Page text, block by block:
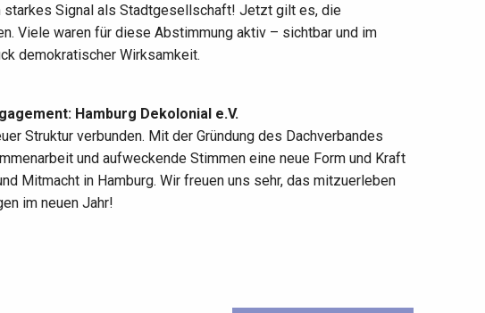
Signal als Stadtgesellschaft! Jetzt gilt es, die
Viele waren für diese Abstimmung aktiv – sichtbar und im
demokratischer Wirksamkeit.
Hamburg Dekolonial e.V.
Struktur verbunden. Mit der Gründung des Dachverbandes
und aufweckende Stimmen eine neue Form und Kraft
Mitmacht in Hamburg. Wir freuen uns sehr, das mitzuerleben
im neuen Jahr!